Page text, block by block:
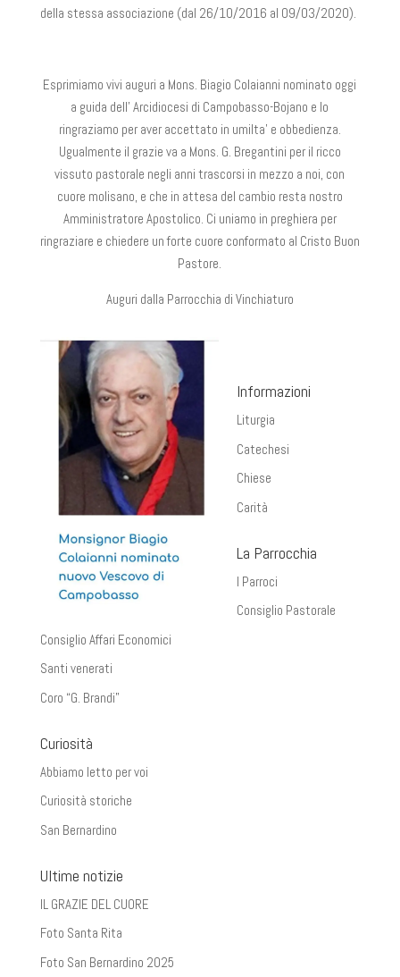
della stessa associazione (dal 26/10/2016 al 09/03/2020).
Esprimiamo vivi auguri a Mons. Biagio Colaianni nominato oggi
a guida dell’ Arcidiocesi di Campobasso-Bojano e lo
ringraziamo per aver accettato in umilta’ e obbedienza.
Ugualmente il grazie va a Mons. G. Bregantini per il ricco
vissuto pastorale negli anni trascorsi in mezzo a noi, con
cuore molisano, e che in attesa del cambio resta nostro
Amministratore Apostolico. Ci uniamo in preghiera per
ringraziare e chiedere un forte cuore conformato al Cristo Buon
Pastore.
Auguri dalla Parrocchia di Vinchiaturo
Informazioni
Liturgia
Catechesi
Chiese
Carità
La Parrocchia
I Parroci
Consiglio Pastorale
Consiglio Affari Economici
Santi venerati
Coro “G. Brandi”
Curiosità
Abbiamo letto per voi
Curiosità storiche
San Bernardino
Ultime notizie
IL GRAZIE DEL CUORE
Foto Santa Rita
Foto San Bernardino 2025